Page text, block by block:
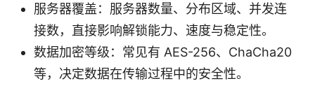
服务器覆盖：服务器数量、分布区域、并发连
接数，直接影响解锁能力、速度与稳定性。
数据加密等级：常见有 AES-256、ChaCha20
等，决定数据在传输过程中的安全性。